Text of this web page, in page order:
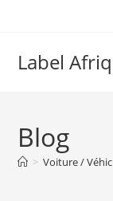
Label
Blog
> Voiture /